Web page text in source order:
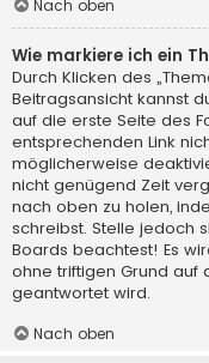
Nach oben
Wie markiere ich ein
Durch Klicken des
Beitragsansicht kannst
auf die erste Seite des
entsprechenden Link
möglicherweise
nicht genügend Zeit
nach oben zu holen,
schreibst. Stelle jedoch
Boards beachtest! Es
ohne triftigen Grund auf
geantwortet wird.
Nach oben